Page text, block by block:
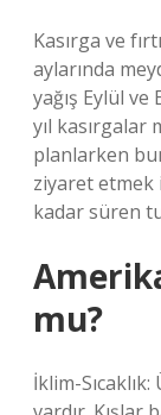
Kasırga ve
aylarında
yağış Eylül ve
yıl kasırgalar
planlarken
ziyaret etmek
kadar süren
mu?
İklim-